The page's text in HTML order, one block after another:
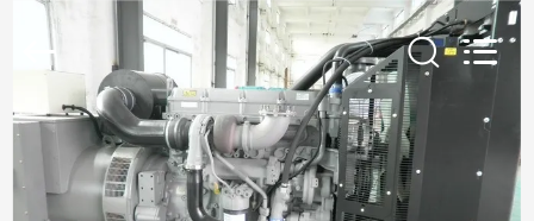
MAISON
PRODUITS
Shenzhen
Equipment
Rights
Reserved.